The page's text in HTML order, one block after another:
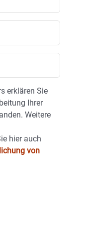
erklären Sie
Ihrer
Weitere
hier auch
von